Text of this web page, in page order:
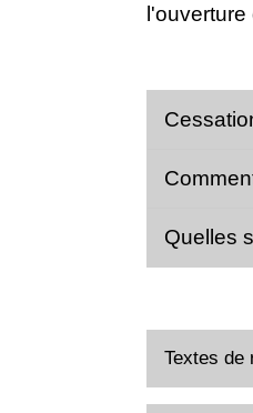
l'ouverture
Quelles
Textes de